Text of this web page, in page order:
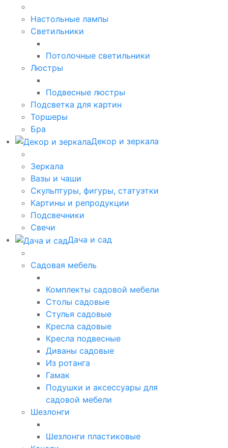
Настольные лампы
Светильники
Потолочные светильники
Люстры
Подвесные люстры
Подсветка для картин
Торшеры
Бра
Декор и зеркала
Зеркала
Вазы и чаши
Скульптуры, фигуры, статуэтки
Картины и репродукции
Подсвечники
Свечи
Дача и сад
Садовая мебель
Комплекты садовой мебели
Столы садовые
Стулья садовые
Кресла садовые
Кресла подвесные
Диваны садовые
Из ротанга
Гамак
Подушки и аксессуары для
садовой мебели
Шезлонги
Шезлонги пластиковые